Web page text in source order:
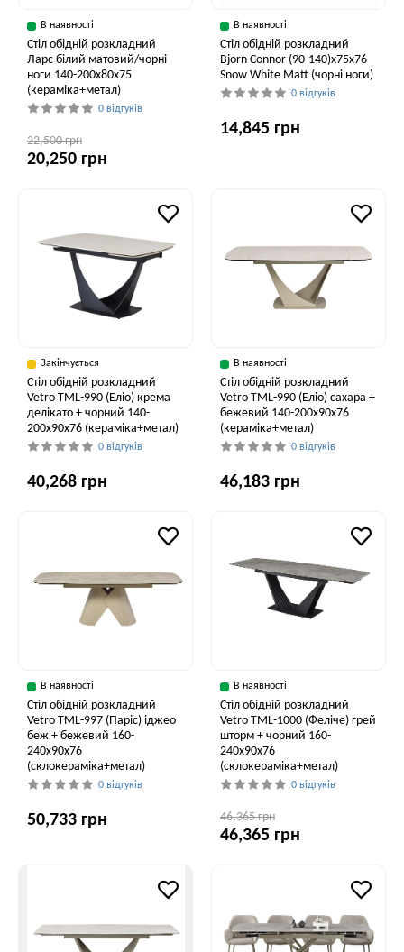
В наявності
Стіл обідній розкладний
Ларс білий матовий/чорні
ноги 140-200x80x75
(кераміка+метал)
0 відгуків
22,500 грн
20,250 грн
В наявності
Стіл обідній розкладний
Bjorn Connor (90-140)х75х76
Snow White Matt (чорні ноги)
0 відгуків
14,845 грн
Закінчується
Стіл обідній розкладний
Vetro TML-990 (Еліо) крема
делікато + чорний 140-
200x90x76 (кераміка+метал)
0 відгуків
40,268 грн
В наявності
Стіл обідній розкладний
Vetro ТМL-990 (Еліо) сахара +
бежевий 140-200x90x76
(кераміка+метал)
0 відгуків
46,183 грн
В наявності
Стіл обідній розкладний
Vetro ТМL-997 (Паріс) іджео
беж + бежевий 160-
240x90x76
(склокераміка+метал)
0 відгуків
50,733 грн
В наявності
Стіл обідній розкладний
Vetro ТМL-1000 (Феліче) грей
шторм + чорний 160-
240x90x76
(склокераміка+метал)
0 відгуків
46,365 грн
46,365 грн